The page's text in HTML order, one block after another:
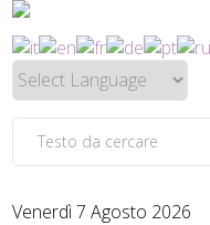
Venerdì 7 Agosto 2026